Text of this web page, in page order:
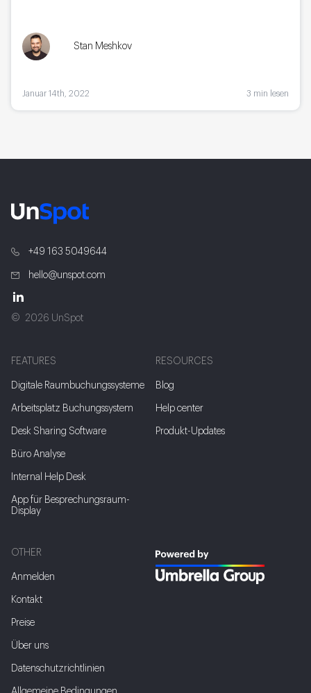
Stan Meshkov
Januar 14th, 2022 3 min lesen
+49 163 5049644
hello@unspot.com
2026 UnSpot
FEATURES
Digitale Raumbuchungssysteme
Arbeitsplatz Buchungssystem
Desk Sharing Software
Büro Analyse
Internal Help Desk
App für Besprechungsraum-
Display
RESOURCES
Blog
Help center
Produkt-Updates
OTHER
Anmelden
Kontakt
Preise
Über uns
Datenschutzrichtlinien